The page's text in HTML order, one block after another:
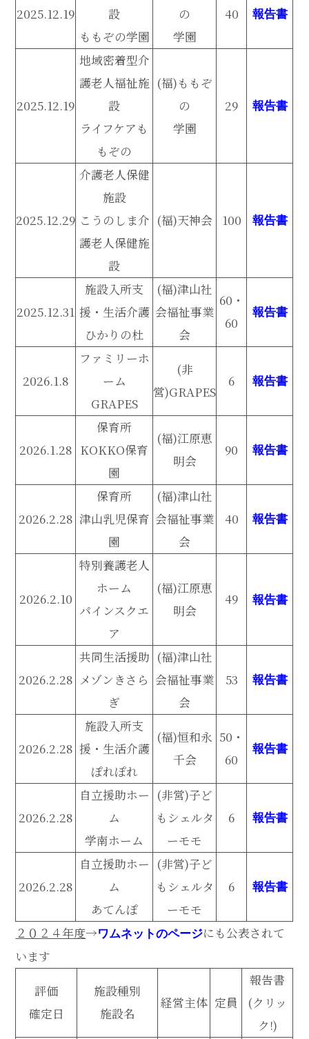
2025.12.19
設
ももぞの学園
の
学園
40 報告書
2025.12.19
地域密着型介
護老人福祉施
設
ライフケアも
もぞの
(福)ももぞ
の
学園
29 報告書
2025.12.29
介護老人保健
施設
こうのしま介
護老人保健施
設
(福)天神会 100 報告書
2025.12.31
施設入所支
援・生活介護
ひかりの杜
(福)津山社
会福祉事業
会
60・
60
報告書
2026.1.8
ファミリーホ
ーム
GRAPES
(非
営)GRAPES
6 報告書
2026.1.28
保育所
KOKKO保育
園
(福)江原恵
明会
90 報告書
2026.2.28
保育所
津山乳児保育
園
(福)津山社
会福祉事業
会
40 報告書
2026.2.10
特別養護老人
ホーム
パインスクエ
ア
(福)江原恵
明会
49 報告書
2026.2.28
共同生活援助
メゾンきさら
ぎ
(福)津山社
会福祉事業
会
53 報告書
2026.2.28
施設入所支
援・生活介護
ぽれぽれ
(福)恒和永
千会
50・
60
報告書
2026.2.28
自立援助ホー
ム
学南ホーム
(非営)子ど
もシェルタ
ーモモ
6 報告書
2026.2.28
自立援助ホー
ム
あてんぽ
(非営)子ど
もシェルタ
ーモモ
6 報告書
２０２４年度→ワムネットのページにも公表されて
います
評価
確定日
施設種別
施設名
経営主体 定員
報告書
(クリッ
ク!)